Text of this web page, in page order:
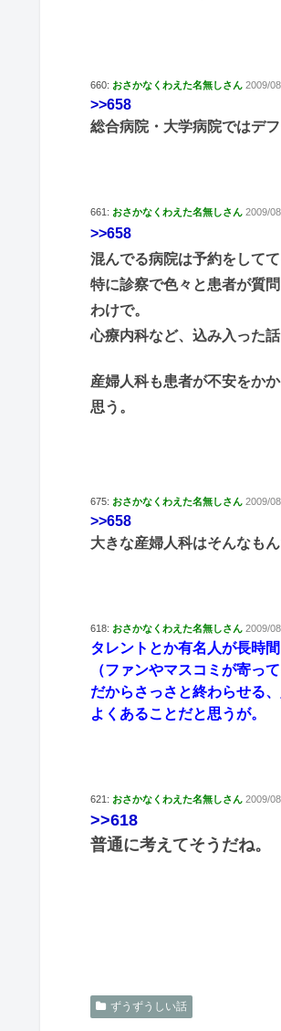
660: おさかなくわえた名無しさん 2009/
>>658
総合病院・大学病院ではデフ
661: おさかなくわえた名無しさん 2009/
>>658
混んでる病院は予約をして
特に診察で色々と患者が質
わけで。
心療内科など、込み入った
産婦人科も患者が不安をか
思う。
675: おさかなくわえた名無しさん 2009/
>>658
大きな産婦人科はそんなもん
618: おさかなくわえた名無しさん 2009/
タレントとか有名人が長時
（ファンやマスコミが寄っ
だからさっさと終わらせる
よくあることだと思うが。
621: おさかなくわえた名無しさん 2009/
>>618
普通に考えてそうだね。
ずうずうしい話